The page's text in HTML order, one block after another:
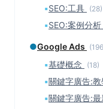
▪SEO:工具 (28)
▪SEO:案例分析
●Google Ads
▪基礎概念 (18)
▪關鍵字廣告:教
▪關鍵字廣告: